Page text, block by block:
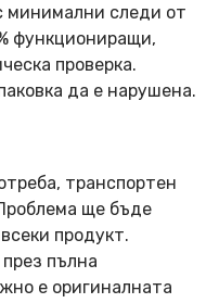
минимални следи от
функциониращи,
проверка.
да е нарушена.
транспортен
ще бъде
продукт.
пълна
е оригиналната